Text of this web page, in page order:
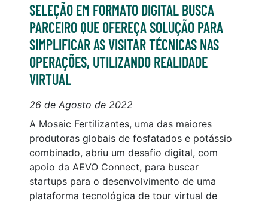
SELEÇÃO EM FORMATO DIGITAL BUSCA
PARCEIRO QUE OFEREÇA SOLUÇÃO PARA
SIMPLIFICAR AS VISITAR TÉCNICAS NAS
OPERAÇÕES, UTILIZANDO REALIDADE
VIRTUAL
26 de Agosto de 2022
A Mosaic Fertilizantes, uma das maiores
produtoras globais de fosfatados e potássio
combinado, abriu um desafio digital, com
apoio da AEVO Connect, para buscar
startups para o desenvolvimento de uma
plataforma tecnológica de tour virtual de